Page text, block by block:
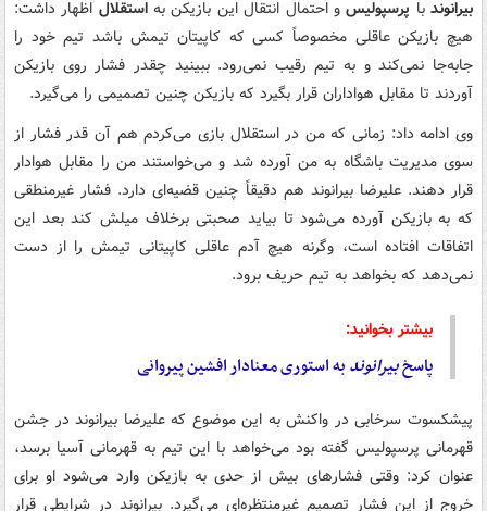
بیرانوندبا پرسپولیسو احتمال انتقال این بازیکن بهاستقلال اظهار داشت:
هیچ بازیکن عاقلی مخصوصاً کسی که کاپیتان تیمش باشد تیم خود را
جابه‌جا نمی‌کند و به تیم رقیب نمی‌رود. ببینید چقدر فشار روی بازیکن
آوردند تا مقابل هواداران قرار بگیرد که بازیکن چنین تصمیمی را می‌گیرد.
وی ادامه داد: زمانی که من در استقلال بازی می‌کردم هم آن قدر فشار از
سوی مدیریت باشگاه به من آورده شد و می‌خواستند من را مقابل هوادار
قرار دهند. علیرضا بیرانوند هم دقیقاً چنین قضیه‌ای دارد. فشار غیرمنطقی
که به بازیکن آورده می‌شود تا بیاید صحبتی برخلاف میلش کند بعد این
اتفاقات افتاده است، وگرنه هیچ آدم عاقلی کاپیتانی تیمش را از دست
نمی‌دهد که بخواهد به تیم حریف برود.
بیشتر بخوانید:
پاسخبیرانوندبه استوری معنادار افشین پیروانی
پیشکسوت سرخابی در واکنش به این موضوع که علیرضا بیرانوند در جشن
قهرمانی پرسپولیس گفته بود می‌خواهد با این تیم به قهرمانی آسیا برسد،
عنوان کرد: وقتی فشارهای بیش از حدی به بازیکن وارد می‌شود او برای
خروج از این فشار تصمیم غیرمنتظره‌ای می‌گیرد. بیرانوند در شرایطی قرار